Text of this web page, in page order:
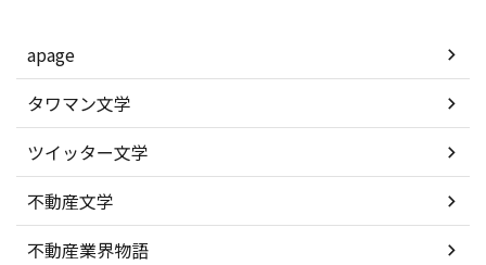
apage
タワマン文学
ツイッター文学
不動産文学
不動産業界物語